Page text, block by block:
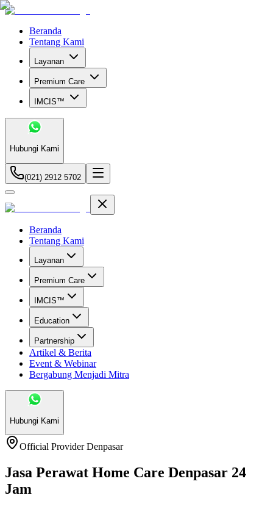
Beranda
Tentang Kami
Layanan
Premium Care
IMCIS™
Hubungi Kami
(021) 2912 5702
Beranda
Tentang Kami
Layanan
Premium Care
IMCIS™
Education
Partnership
Artikel & Berita
Event & Webinar
Bergabung Menjadi Mitra
Hubungi Kami
Official ProviderDenpasar
Jasa Perawat Home Care Denpasar 24
Jam